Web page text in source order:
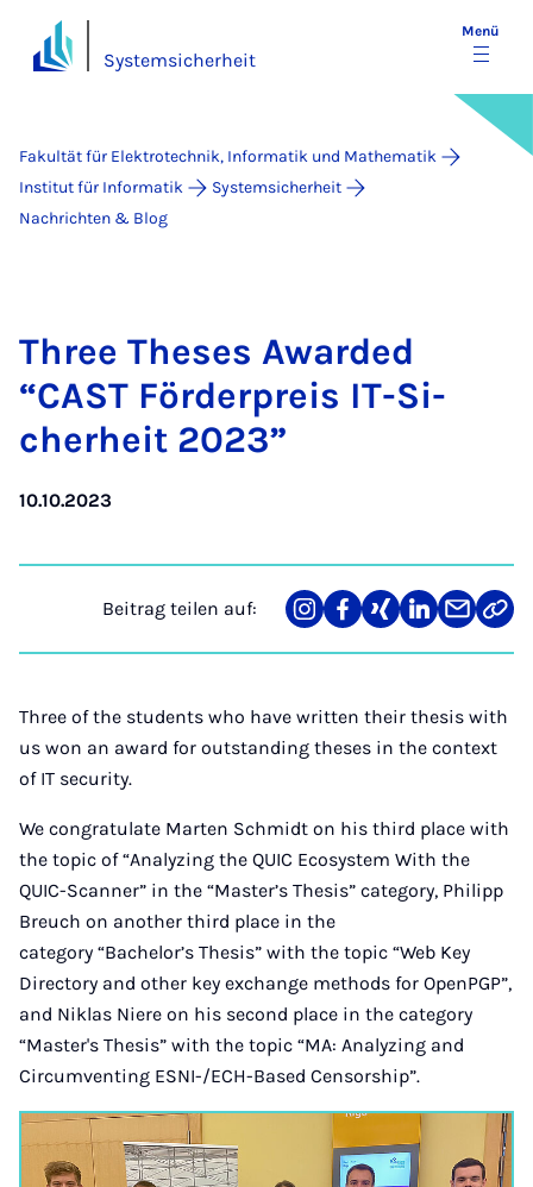
Systemsicherheit
Menü
Fakultät für Elektrotechnik, Informatik und Mathematik
Institut für Informatik
Systemsicherheit
Nachrichten & Blog
Three The­ses Awar­ded
“CAST För­der­preis IT-Si­
cher­heit 2023”
10.10.2023
Beitrag teilen auf:
Teilen
auf
Teilen
auf
Teilen
auf
Teilen
auf
Teilen
über
Mail
Link
Three of the students who have written their thesis with
us won an award for outstanding theses in the context
of IT security.
We congratulate Marten Schmidt on his third place with
the topic of “Analyzing the QUIC Ecosystem With the
QUIC-Scanner” in the “Master’s Thesis” category, Philipp
Breuch on another third place in the
category “Bachelor’s Thesis” with the topic “Web Key
Directory and other key exchange methods for OpenPGP”,
and Niklas Niere on his second place in the category
“Master's Thesis” with the topic “MA: Analyzing and
Circumventing ESNI-/ECH-Based Censorship”.